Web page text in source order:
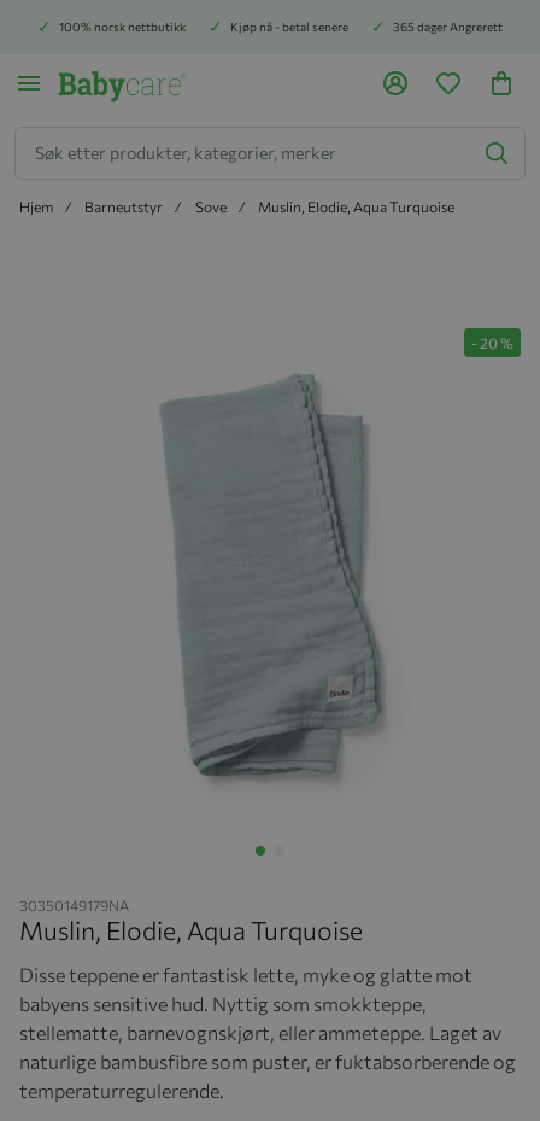
100% norsk nettbutikk Kjøp nå - betal senere 365 dager Angrerett
Hjem Barneutstyr Sove Muslin, Elodie, Aqua Turquoise
-20 %
30350149179NA
Muslin, Elodie, Aqua Turquoise
Disse teppene er fantastisk lette, myke og glatte mot
babyens sensitive hud. Nyttig som smokkteppe,
stellematte, barnevognskjørt, eller ammeteppe. Laget av
naturlige bambusfibre som puster, er fuktabsorberende og
temperaturregulerende.